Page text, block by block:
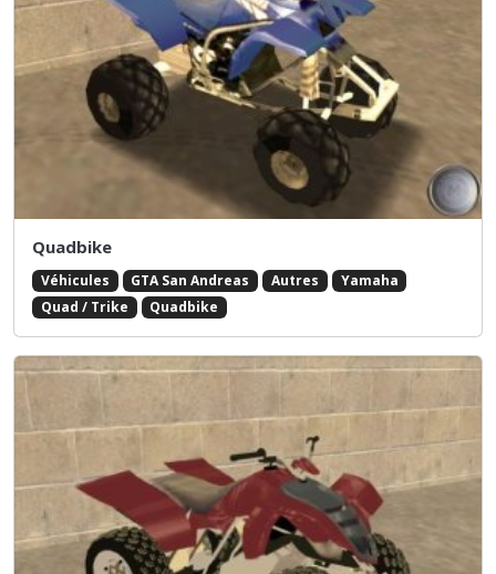
Quadbike
Véhicules GTA San Andreas Autres
Yamaha
Quad / Trike
Quadbike